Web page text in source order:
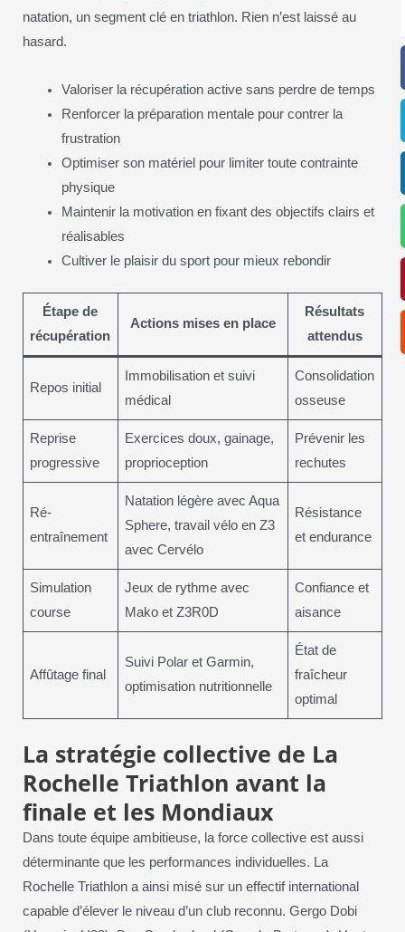
natation, un segment clé en triathlon. Rien n’est laissé au
hasard.
Valoriser la récupération active sans perdre de temps
Renforcer la préparation mentale pour contrer la
frustration
Optimiser son matériel pour limiter toute contrainte
physique
Maintenir la motivation en fixant des objectifs clairs et
réalisables
Cultiver le plaisir du sport pour mieux rebondir
Étape de
récupération
Actions mises en place
Résultats
attendus
Repos initial
Immobilisation et suivi
médical
Consolidation
osseuse
Reprise
progressive
Exercices doux, gainage,
proprioception
Prévenir les
rechutes
Ré-
entraînement
Natation légère avec Aqua
Sphere, travail vélo en Z3
avec Cervélo
Résistance
et endurance
Simulation
course
Jeux de rythme avec
Mako et Z3R0D
Confiance et
aisance
Affûtage final
Suivi Polar et Garmin,
optimisation nutritionnelle
État de
fraîcheur
optimal
La stratégie collective de La
Rochelle Triathlon avant la
finale et les Mondiaux
Dans toute équipe ambitieuse, la force collective est aussi
déterminante que les performances individuelles. La
Rochelle Triathlon a ainsi misé sur un effectif international
capable d’élever le niveau d’un club reconnu. Gergo Dobi